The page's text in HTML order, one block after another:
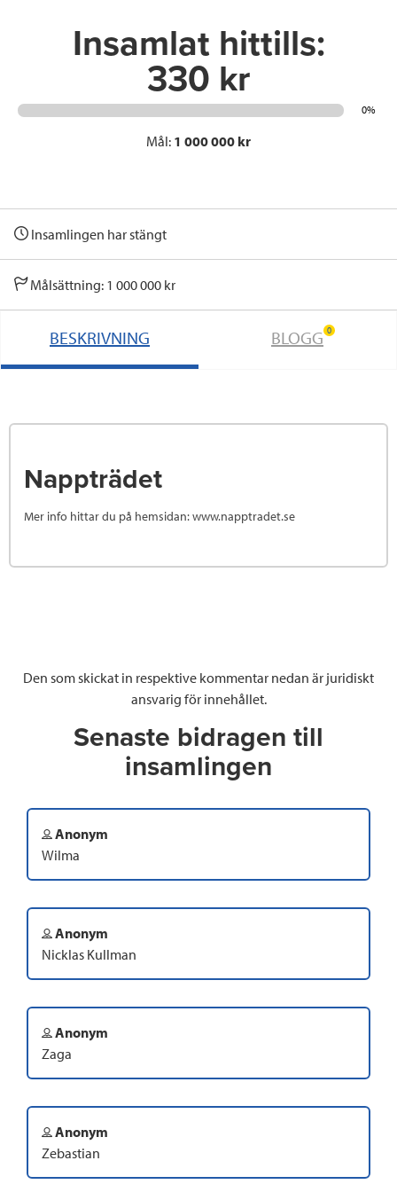
Insamlat hittills:
330 kr
0%
Mål: 1 000 000 kr
Insamlingen har stängt
Målsättning: 1 000 000 kr
BESKRIVNING BLOGG 0
Nappträdet
Mer info hittar du på hemsidan: www.napptradet.se
Den som skickat in respektive kommentar nedan är juridiskt
ansvarig för innehållet.
Senaste bidragen till
insamlingen
Anonym
Wilma
Anonym
Nicklas Kullman
Anonym
Zaga
Anonym
Zebastian